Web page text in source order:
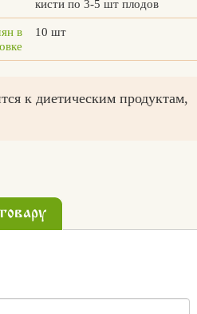
кисти по 3-5 шт плодов
в
10 шт
к диетическим продуктам,